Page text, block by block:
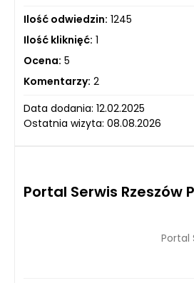
Ilość odwiedzin: 1245
Ilość kliknięć: 1
Ocena: 5
Komentarzy: 2
Data dodania: 12.02.2025
Ostatnia wizyta: 08.08.2026
Portal Serwis Rzeszów
Portal